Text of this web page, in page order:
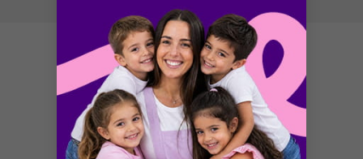
* קודי הנחה אינם תקפים בגיפט קארד זה.